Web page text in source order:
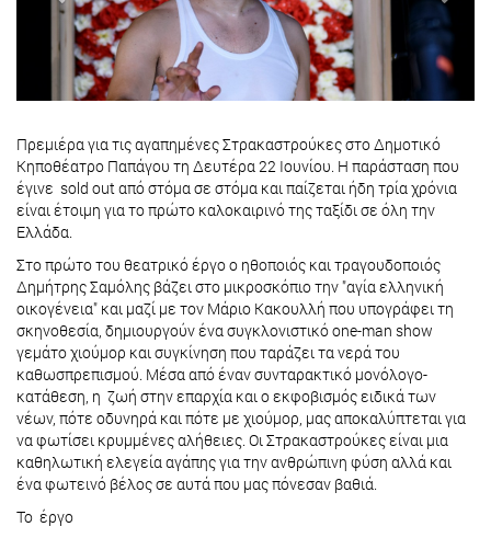
Πρεμιέρα για τις αγαπημένες Στρακαστρούκες στο Δημοτικό
Κηποθέατρο Παπάγου τη Δευτέρα 22 Ιουνίου. Η παράσταση που
έγινε sold out από στόμα σε στόμα και παίζεται ήδη τρία χρόνια
είναι έτοιμη για το πρώτο καλοκαιρινό της ταξίδι σε όλη την
Ελλάδα.
Στο πρώτο του θεατρικό έργο ο ηθοποιός και τραγουδοποιός
Δημήτρης Σαμόλης βάζει στο μικροσκόπιο την "αγία ελληνική
οικογένεια" και μαζί με τον Μάριο Κακουλλή που υπογράφει τη
σκηνοθεσία, δημιουργούν ένα συγκλονιστικό one-man show
γεμάτο χιούμορ και συγκίνηση που ταράζει τα νερά του
καθωσπρεπισμού. Μέσα από έναν συνταρακτικό μονόλογο-
κατάθεση, η ζωή στην επαρχία και ο εκφοβισμός ειδικά των
νέων, πότε οδυνηρά και πότε με χιούμορ, μας αποκαλύπτεται για
να φωτίσει κρυμμένες αλήθειες. Οι Στρακαστρούκες είναι μια
καθηλωτική ελεγεία αγάπης για την ανθρώπινη φύση αλλά και
ένα φωτεινό βέλος σε αυτά που μας πόνεσαν βαθιά.
Το έργο